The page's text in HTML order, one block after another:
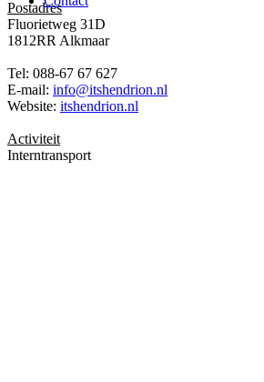
Postadres
Fluorietweg 31D
1812RR Alkmaar
Tel: 088-67 67 627
E-mail: info@itshendrion.nl
Website: itshendrion.nl
Activiteit
Interntransport